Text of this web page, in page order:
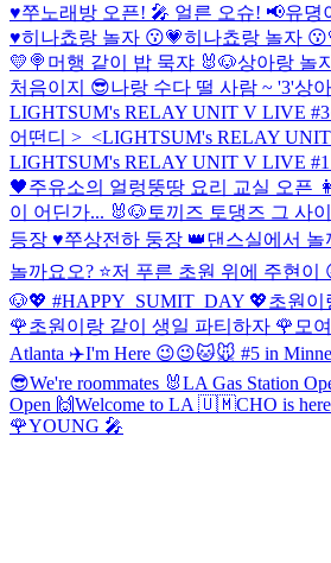
♥️쭈노래방 오픈! 🎤 얼른 오슈! 📢유뎡
♥️히나쵸랑 놀자 😗💗히나쵸랑 놀자
💛🍭 머행 같이 밥 묵쟈 🐰🐶상아랑 놀
처음이지 😎나랑 수다 떨 사람 ~ '3'상
LIGHTSUM's RELAY UNIT V LIVE #3
어떤디 >_<LIGHTSUM's RELAY
LIGHTSUM's RELAY UNIT V LIVE #1
🖤주유소의 얼렁뚱땅 요리 교실 오픈
이 어딘가... 🐰🐶 토끼즈 토댕즈 그 사
등장 ♥️쭈상전하 둥장 👑댄스실에서 놀
놀까요오? ⭐️저 푸른 초원 위에 주현이
🐶💖 #HAPPY_SUMIT_DAY 💖초원이
🌹초원이랑 같이 생일 파티하자 🌹 모
Atlanta ✈️I'm Here 😉😉🐱🐭 #5 in
😎We're roommates 🐰LA Gas Station
Open 🙌Welcome to LA 🇺🇲CHO is
🌹YOUNG 🎤